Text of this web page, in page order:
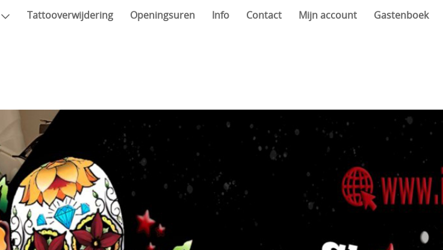
Tattooverwijdering Openingsuren Info Contact Mijn account Gastenboek